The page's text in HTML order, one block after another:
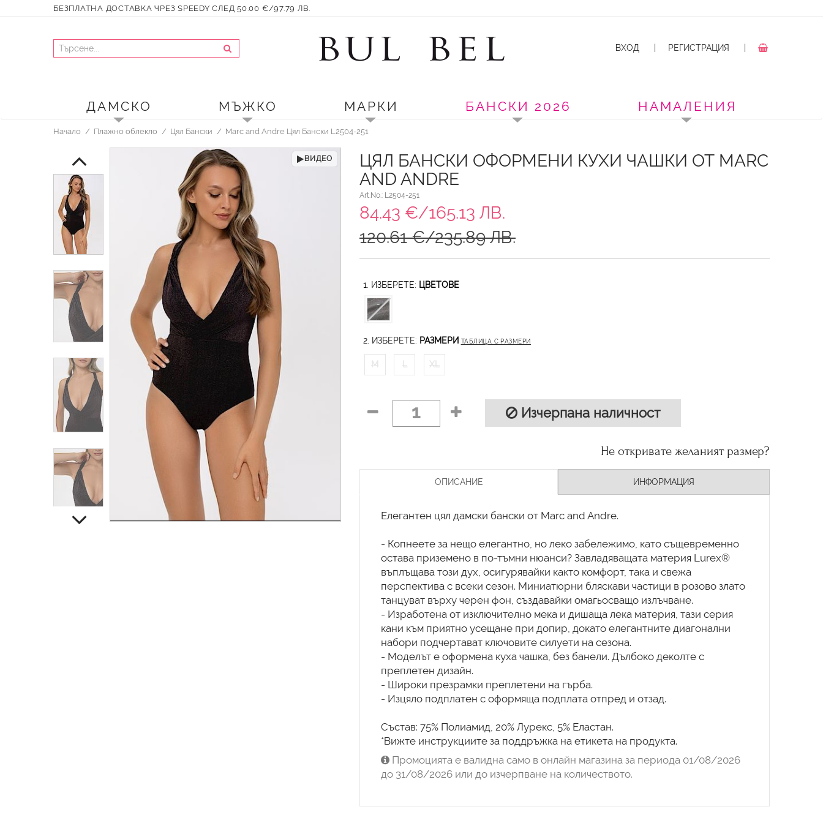
БЕЗПЛАТНА ДОСТАВКА ЧРЕЗ SPEEDY СЛЕД 50.00 €/97.79 ЛВ.
ВХОД РЕГИСТРАЦИЯ
ДАМСКО МЪЖКО МАРКИ БАНСКИ 2026 НАМАЛЕНИЯ
Начало Плажно облекло Цял Бански Marc and Andre Цял Бански L2504-251
ВИДЕО
ЦЯЛ БАНСКИ ОФОРМЕНИ КУХИ ЧАШКИ ОТ MARC
AND ANDRE
Art.No.: L2504-251
84.43 €/165.13 ЛВ.
120.61 €/235.89 ЛВ.
1. ИЗБЕРЕТЕ: ЦВЕТОВЕ
2. ИЗБЕРЕТЕ: РАЗМЕРИ ТАБЛИЦА С РАЗМЕРИ
M L XL
1 Изчерпана наличност
Не откривате желаният размер?
ОПИСАНИЕ ИНФОРМАЦИЯ
Елегантен цял дамски бански от Marc and Andre.
- Копнеете за нещо елегантно, но леко забележимо, като същевременно
остава приземено в по-тъмни нюанси? Завладяващата материя Lurex®
въплъщава този дух, осигурявайки както комфорт, така и свежа
перспектива с всеки сезон. Миниатюрни бляскави частици в розово злато
танцуват върху черен фон, създавайки омагьосващо излъчване.
- Изработена от изключително мека и дишаща лека материя, тази серия
кани към приятно усещане при допир, докато елегантните диагонални
набори подчертават ключовите силуети на сезона.
- Моделът е оформена куха чашка, без банели. Дълбоко деколте с
преплетен дизайн.
- Широки презрамки преплетени на гърба.
- Изцяло подплатен с оформяща подплата отпред и отзад.
Състав: 75% Полиамид, 20% Лурекс, 5% Еластан.
*Вижте инструкциите за поддръжка на етикета на продукта.
Промоцията е валидна само в онлайн магазина за периода 01/08/2026
до 31/08/2026 или до изчерпване на количеството.